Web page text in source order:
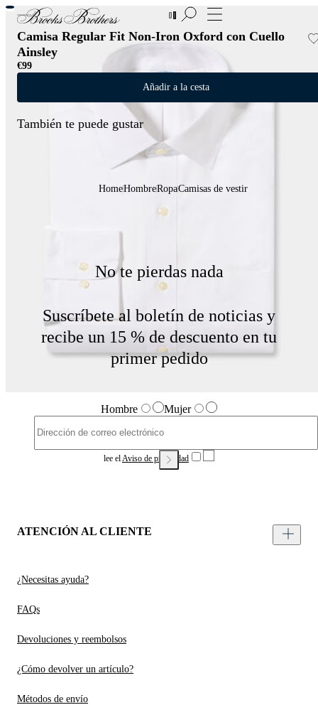
Nuevas incorporaciones a las Rebajas | Hasta 50%
Camisa Regular Fit Non-Iron Oxford con Cuello
Ainsley
€99
Añadir a la cesta
También te puede gustar
HomeHombreRopaCamisas de vestir
No te pierdas nada
Suscríbete al boletín de noticias y
recibe un 15 % de descuento en tu
primer pedido
Hombre Mujer
lee elAviso de privacidad
ATENCIÓN AL CLIENTE
¿Necesitas ayuda?
FAQs
Devoluciones y reembolsos
¿Cómo devolver un artículo?
Métodos de envío